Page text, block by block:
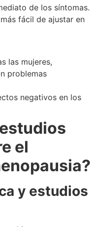
de los síntomas.
fácil de ajustar en
las mujeres,
problemas
negativos en los
el
y estudios